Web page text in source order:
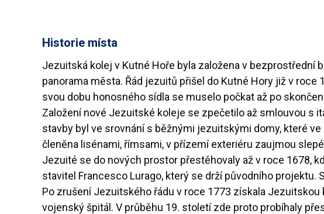
Historie místa
Jezuitská kolej v Kutné Hoře byla založena v bezprostřední
panorama města. Řád jezuitů přišel do Kutné Hory již v
svou dobu honosného sídla se muselo počkat až po
Založení nové Jezuitské koleje se zpečetilo až smlouvou s
stavby byl ve srovnání s běžnými jezuitskými domy, které
členěna lisénami, římsami, v přízemí exteriéru zaujmou
Jezuité se do nových prostor přestěhovaly až v roce 1678,
stavitel Francesco Lurago, který se drží původního projektu.
Po zrušení Jezuitského řádu v roce 1773 získala
vojenský špitál. V průběhu 19. století zde proto probíhaly